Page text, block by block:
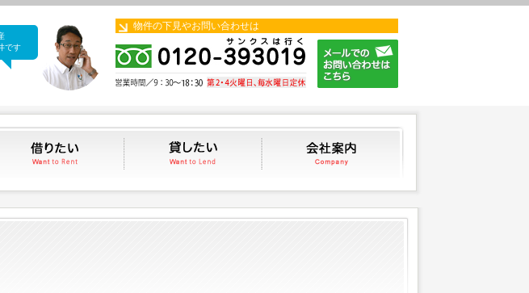
です
物件の下見やお問い合わせは
借りたい 貸したい